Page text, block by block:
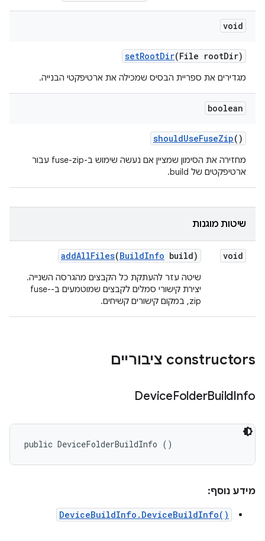
void
setRootDir(File rootDir)
מגדירים את ספריית הבסיס שמכילה את ארטיפקטי הבנייה.
boolean
shouldUseFuseZip()
מחזירה את הסימון שמציין אם נעשה שימוש ב-fuse-zip עבור
ארטיפקטים של build.
שיטות מוגנות
void
addAllFiles(BuildInfo build)
שיטה עזר להעתקת כל הקבצים מהגרסה השנייה.
יצירת קישורי סמלים לקבצים שמוטמעים ב-fuse-
zip, במקום קישורים קשיחים.
‫constructors ציבוריים
DeviceFolderBuildInfo
public DeviceFolderBuildInfo ()
מידע נוסף:
DeviceBuildInfo.DeviceBuildInfo()